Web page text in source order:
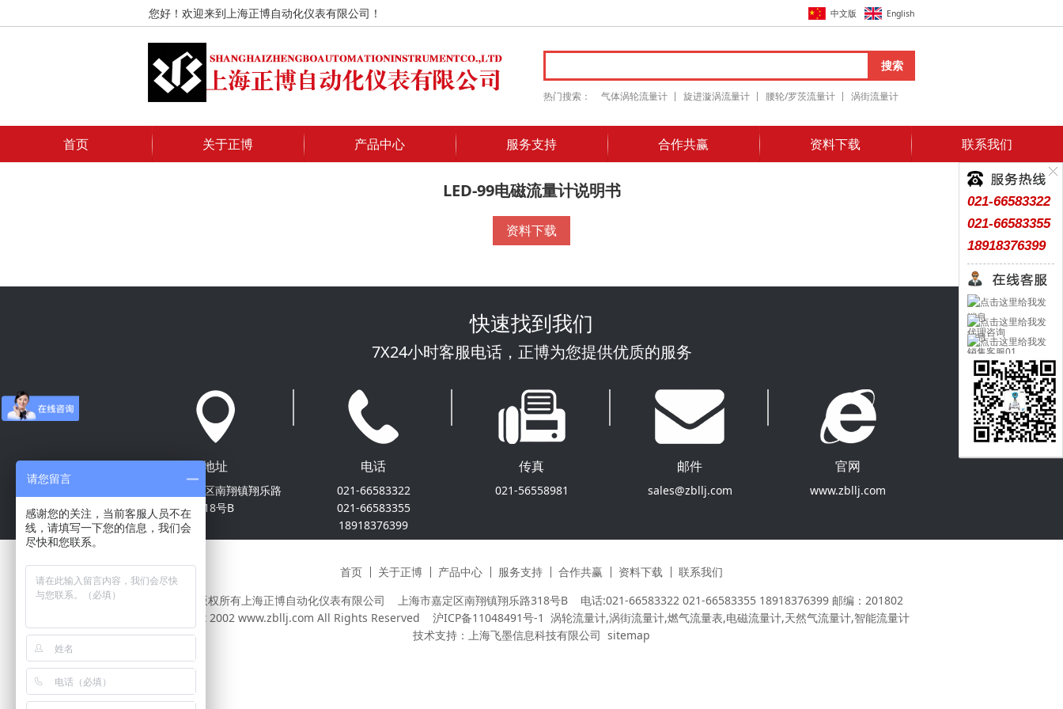
您好！欢迎来到上海正博自动化仪表有限公司！ English
中文版
搜索
热门搜索： 气体涡轮流量计 旋进漩涡流量计 腰轮/罗茨流量计 涡街流量计
首页 关于正博 产品中心 服务支持 合作共赢 资料下载 联系我们
LED-99电磁流量计说明书
资料下载
快速找到我们
7X24小时客服电话，正博为您提供优质的服务
地址
上海市嘉定区南翔镇翔乐路
318号B
电话
021-66583322
021-66583355
18918376399
传真
021-56558981
邮件
sales@zbllj.com
官网
www.zbllj.com
首页 关于正博 产品中心 服务支持 合作共赢 资料下载
联系我们
2017年版权所有上海正博自动化仪表有限公司 上海市嘉定区南翔镇翔乐路318号B 电话:021-66583322 021-66583355 18918376399 邮编：201802
Copyright 2002 www.zbllj.com All Rights Reserved 沪ICP备11048491号-1 涡轮流量计,涡街流量计,燃气流量表,电磁流量计,天然气流量计,智能流量计
技术支持： 上海飞墨信息科技有限公司 sitemap
021-66583322
021-66583355
18918376399
代理咨询
销售客服01
销售客服02
请您留言
感谢您的关注，当前客服人员不在
线，请填写一下您的信息，我们会
尽快和您联系。